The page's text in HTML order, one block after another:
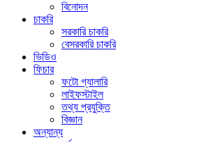
বিনোদন
চাকরি
সরকারি চাকরি
বেসরকারি চাকরি
ভিডিও
ফিচার
ফটো গ্যালারি
লাইফস্টাইল
তথ্য প্রযুক্তি
বিজ্ঞান
অন্যান্য